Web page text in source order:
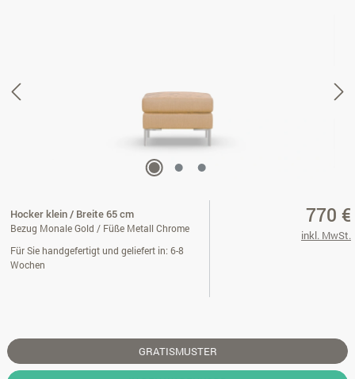
Hocker klein / Breite 65 cm
Bezug Monale Gold / Füße Metall Chrome
Für Sie handgefertigt und geliefert in: 6-8
Wochen
770 €
inkl. MwSt.
GRATISMUSTER